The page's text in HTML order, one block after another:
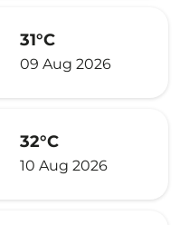
31°C
09 Aug 2026
32°C
10 Aug 2026